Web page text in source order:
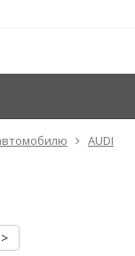
AUDI